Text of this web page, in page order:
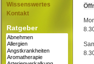
Wissenswertes
Kontakt
Ratgeber